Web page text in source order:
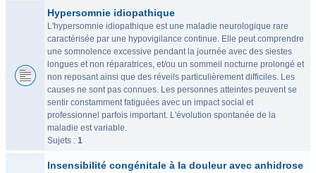
Hypersomnie idiopathique
L'hypersomnie idiopathique est une maladie neurologique rare
caractérisée par une hypovigilance continue. Elle peut comprendre
une somnolence excessive pendant la journée avec des siestes
longues et non réparatrices, et/ou un sommeil nocturne prolongé et
non reposant ainsi que des réveils particulièrement difficiles. Les
causes ne sont pas connues. Les personnes atteintes peuvent se
sentir constamment fatiguées avec un impact social et
professionnel parfois important. L'évolution spontanée de la
maladie est variable.
Sujets : 1
Insensibilité congénitale à la douleur avec anhidrose